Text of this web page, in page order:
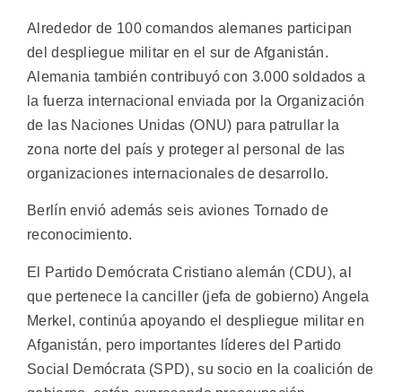
Alrededor de 100 comandos alemanes participan
del despliegue militar en el sur de Afganistán.
Alemania también contribuyó con 3.000 soldados a
la fuerza internacional enviada por la Organización
de las Naciones Unidas (ONU) para patrullar la
zona norte del país y proteger al personal de las
organizaciones internacionales de desarrollo.
Berlín envió además seis aviones Tornado de
reconocimiento.
El Partido Demócrata Cristiano alemán (CDU), al
que pertenece la canciller (jefa de gobierno) Angela
Merkel, continúa apoyando el despliegue militar en
Afganistán, pero importantes líderes del Partido
Social Demócrata (SPD), su socio en la coalición de